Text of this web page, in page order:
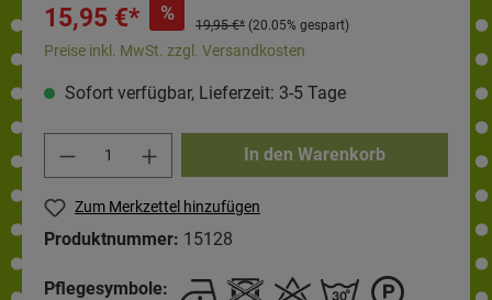
15,95 €* %
19,95 €* (20.05% gespart)
Preise inkl. MwSt. zzgl. Versandkosten
Sofort verfügbar, Lieferzeit: 3-5 Tage
In den Warenkorb
Zum Merkzettel hinzufügen
Produktnummer: 15128
Pflegesymbole: